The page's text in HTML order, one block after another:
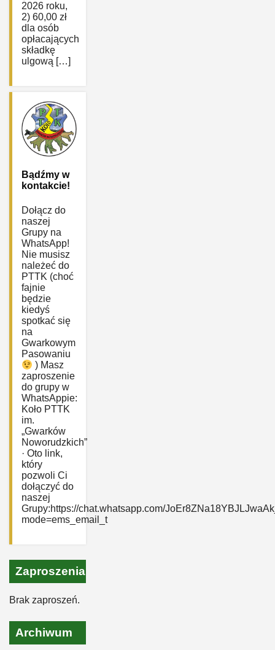
2026 roku,
2) 60,00 zł
dla osób
opłacających
składkę
ulgową […]
Bądźmy w
kontakcie!
Dołącz do
naszej
Grupy na
WhatsApp!
Nie musisz
należeć do
PTTK (choć
fajnie
będzie
kiedyś
spotkać się
na
Gwarkowym
Pasowaniu
) Masz
zaproszenie
do grupy w
WhatsAppie:
‎Koło PTTK
im.
„Gwarków
Noworudzkich”
· Oto link,
który
pozwoli Ci
dołączyć do
naszej
Grupy:https://chat.whatsapp.com/
mode=ems_email_t
Zaproszenia
Brak zaproszeń.
Archiwum